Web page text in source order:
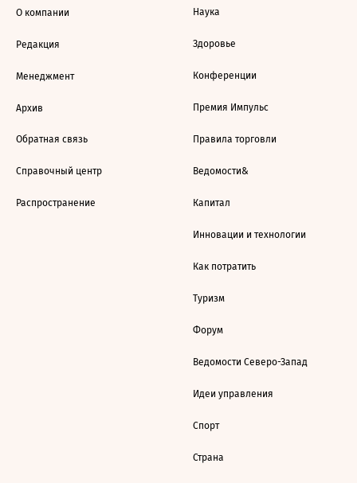
О компании
Редакция
Менеджмент
Архив
Обратная связь
Справочный центр
Распространение
Наука
Здоровье
Конференции
Премия Импульс
Правила торговли
Ведомости&
Капитал
Инновации и технологии
Как потратить
Туризм
Форум
Ведомости Северо-Запад
Идеи управления
Спорт
Страна